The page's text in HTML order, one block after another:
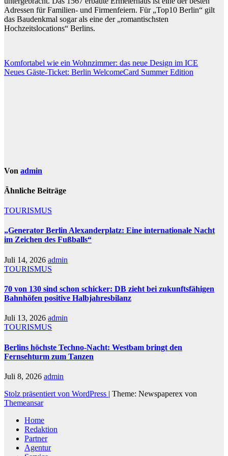
Adressen für Familien- und Firmenfeiern. Für „Top10 Berlin“ gilt
das Baudenkmal sogar als eine der „romantischsten
Hochzeitslocations“ Berlins.
Beitragsnavigation
Komfortabel wie ein Wohnzimmer: das neue Design im ICE
Neues Gäste-Ticket: Berlin WelcomeCard Summer Edition
Von admin
Ähnliche Beiträge
TOURISMUS
„Generator Berlin Alexanderplatz: Eine internationale Nacht
im Zeichen des Fußballs“
Juli 14, 2026 admin
TOURISMUS
70 von 130 sind schon schicker: DB zieht bei zukunftsfähigen
Bahnhöfen positive Halbjahresbilanz
Juli 13, 2026 admin
TOURISMUS
Berlins höchste Techno-Nacht: Westbam bringt den
Fernsehturm zum Tanzen
Juli 8, 2026 admin
Stolz präsentiert von WordPress | Theme: Newspaperex von
Themeansar
Home
Redaktion
Partner
Agentur